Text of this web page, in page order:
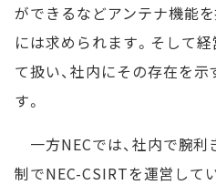
ができるなどアンテナ機能
には求められます。そして
て扱い、社内にその存在を
す。
一方NECでは、社内で腕利
制でNEC-CSIRTを運営して